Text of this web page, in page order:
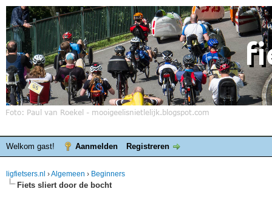
Welkom gast! Aanmelden Registreren
ligfietsers.nl ›Algemeen › Beginners
Fiets sliert door de bocht